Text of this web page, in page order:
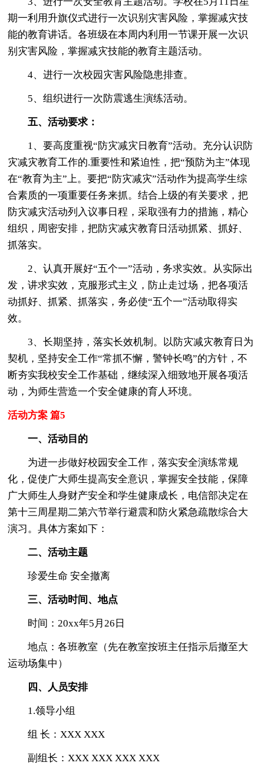
期一利用升旗仪式进行一次识别灾害风险，掌握减灾技
能的教育讲话。各班级在本周内利用一节课开展一次识
别灾害风险，掌握减灾技能的教育主题活动。
4、进行一次校园灾害风险隐患排查。
5、组织进行一次防震逃生演练活动。
五、活动要求：
1、要高度重视“防灾减灾日教育”活动。充分认识防
灾减灾教育工作的.重要性和紧迫性，把“预防为主”体现
在“教育为主”上。要把“防灾减灾”活动作为提高学生综
合素质的一项重要任务来抓。结合上级的有关要求，把
防灾减灾活动列入议事日程，采取强有力的措施，精心
组织，周密安排，把防灾减灾教育日活动抓紧、抓好、
抓落实。
2、认真开展好“五个一”活动，务求实效。从实际出
发，讲求实效，克服形式主义，防止走过场，把各项活
动抓好、抓紧、抓落实，务必使“五个一”活动取得实
效。
3、长期坚持，落实长效机制。以防灾减灾教育日为
契机，坚持安全工作“常抓不懈，警钟长鸣”的方针，不
断夯实我校安全工作基础，继续深入细致地开展各项活
动，为师生营造一个安全健康的育人环境。
活动方案 篇5
一、活动目的
为进一步做好校园安全工作，落实安全演练常规
化，促使广大师生提高安全意识，掌握安全技能，保障
广大师生人身财产安全和学生健康成长，电信部决定在
第十三周星期二第六节举行避震和防火紧急疏散综合大
演习。具体方案如下：
二、活动主题
珍爱生命 安全撤离
三、活动时间、地点
时间：20xx年5月26日
地点：各班教室（先在教室按班主任指示后撤至大
运动场集中）
四、人员安排
1.领导小组
组 长：XXX XXX
副组长：XXX XXX XXX XXX